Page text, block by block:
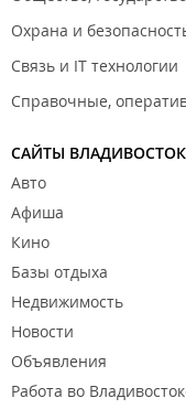
Охрана и
Связь и IT технологии
Справочные,
САЙТЫ
Авто
Афиша
Кино
Базы отдыха
Недвижимость
Новости
Объявления
Работа во